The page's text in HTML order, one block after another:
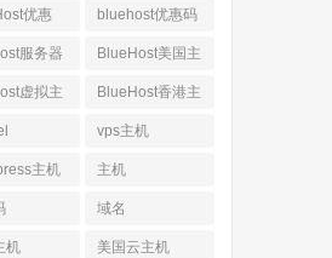
优惠 bluehost优惠码
服务器
BlueHost美国主
机
虚拟主
BlueHost香港主
机
vps主机
主机 主机
域名
机 美国云主机